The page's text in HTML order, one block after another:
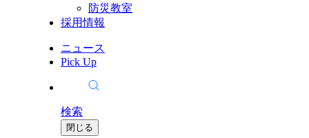
防災教室
採用情報
ニュース
Pick Up
検索
閉じる